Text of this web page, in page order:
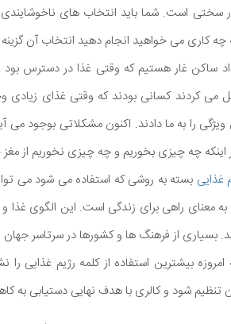
سختی است. شما باید انتخاب های
چه کاری می خواهید انجام دهید انتخاب آن
ساکن غار هستیم که وقتی غذا در دسترس
می کردند کسانی بودند که وقتی غذای زیادی
ویژگی را به ما دادند. اکنون مشکلاتی بوجود می
اینکه چه چیزی بخوریم و چه چیزی نخوریم از مغز
غذایی
به معنای راهی برای زندگی است. این الگوی
بسیاری از فرهنگ ها و کشورها در سرتاسر جهان
بیشترین استفاده از کلمه رژیم غذایی
شود و کالری با هدف نهایی دستیابی